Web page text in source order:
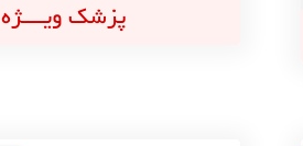
پزشک ویــــژه